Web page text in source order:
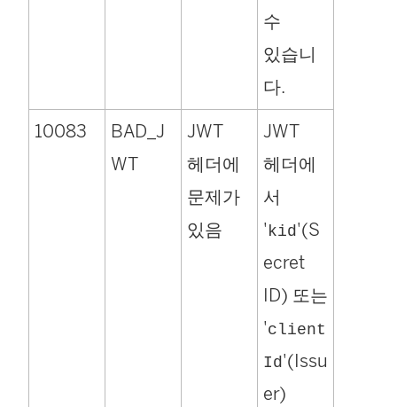
수
있습니
다.
10083
BAD_J
WT
JWT
헤더에
문제가
있음
JWT
헤더에
서
' kid '(S
ecret
ID) 또는
'client
Id '(Issu
er)